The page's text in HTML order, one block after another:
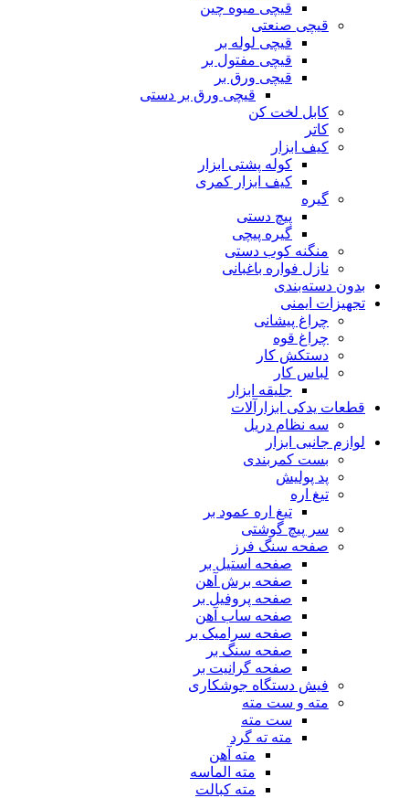
قیچی میوه چین
قیچی صنعتی
قیچی لوله بر
قیچی مفتول بر
قیچی ورق بر
قیچی ورق بر دستی
کابل لخت کن
کاتر
کیف ابزار
کوله پشتی ابزار
کیف ابزار کمری
گیره
پیچ دستی
گیره پیچی
منگنه کوب دستی
نازل فواره باغبانی
بدون دسته‌بندی
تجهیزات ایمنی
چراغ پیشانی
چراغ قوه
دستکش کار
لباس کار
جلیقه ابزار
قطعات یدکی ابزارآلات
سه نظام دریل
لوازم جانبی ابزار
بست کمربندی
پد پولیش
تیغ اره
تیغ اره عمود بر
سر پیچ گوشتی
صفحه سنگ فرز
صفحه استیل بر
صفحه برش آهن
صفحه پروفیل بر
صفحه ساب آهن
صفحه سرامیک بر
صفحه سنگ بر
صفحه گرانیت بر
فیش دستگاه جوشکاری
مته و ست مته
ست مته
مته ته گرد
مته آهن
مته الماسه
مته کبالت